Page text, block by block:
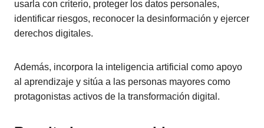
usarla con criterio, proteger los datos personales,
identificar riesgos, reconocer la desinformación y ejercer
derechos digitales.
Además, incorpora la inteligencia artificial como apoyo
al aprendizaje y sitúa a las personas mayores como
protagonistas activos de la transformación digital.